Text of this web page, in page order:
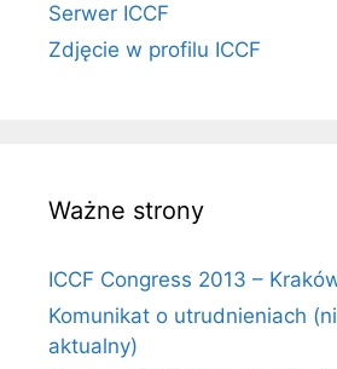
Serwer ICCF
Zdjęcie w profilu ICCF
Ważne strony
ICCF Congress 2013 –
Komunikat o utrudnieniach
aktualny)